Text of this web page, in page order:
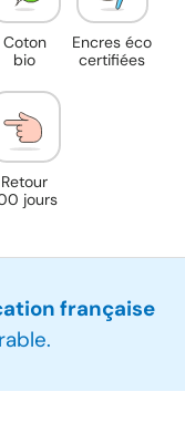
Coton
bio
Encres éco
certifiées
Retour
jours
française